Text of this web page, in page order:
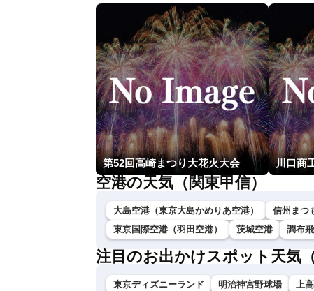
第52回高崎まつり大花火大会
空港の天気（関東甲信）
大島空港（東京大島かめりあ空港） 信州まつ
東京国際空港（羽田空港）
茨城空港 調布
注目のお出かけスポット天気（
東京ディズニーランド 明治神宮野球場 上